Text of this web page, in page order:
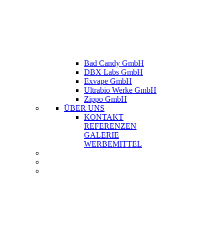
Bad Candy GmbH
DBX Labs GmbH
Exvape GmbH
Ultrabio Werke GmbH
Zippo GmbH
ÜBER UNS
KONTAKT
REFERENZEN
GALERIE
WERBEMITTEL